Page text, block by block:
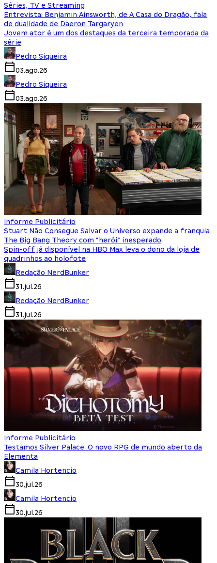
Séries, TV e Streaming
Entrevista: Benjamin Ainsworth, de A Casa do Dragão, fala
de dualidade de Daeron Targaryen
Jovem ator é um dos destaques da terceira temporada da
série
Pedro Siqueira
03.ago.26
Pedro Siqueira
03.ago.26
Informe Publicitário
Stuart Não Consegue Salvar o Universo expande a franquia
The Big Bang Theory com “herói” inesperado
Spin-off já disponível na HBO Max leva o dono da loja de
quadrinhos ao holofote
Redação NerdBunker
31.jul.26
Redação NerdBunker
31.jul.26
Informe Publicitário
Testamos Silver Palace: O novo RPG de mundo aberto da
Elementa
Camila Hortencio
30.jul.26
Camila Hortencio
30.jul.26